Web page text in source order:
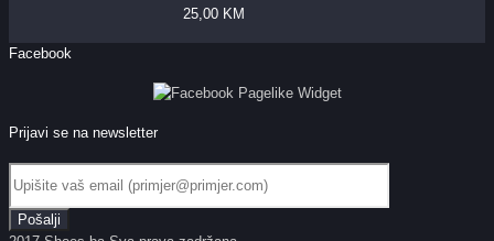
25,00 KM
Facebook
Prijavi se na newsletter